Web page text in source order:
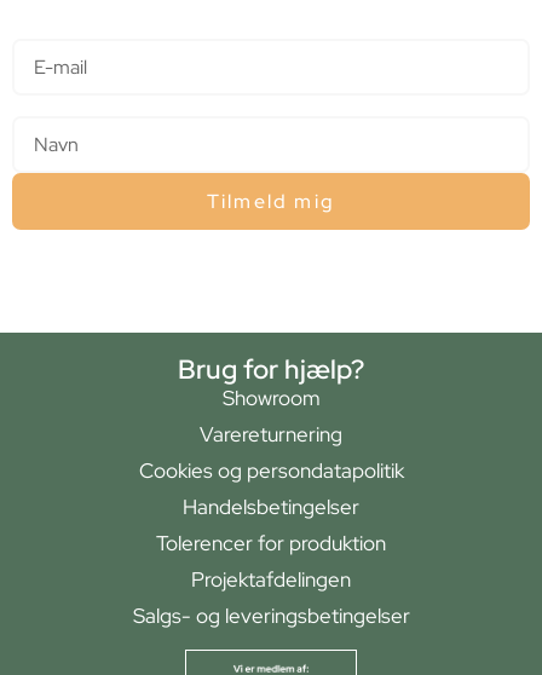
Tilmeld mig
Brug for hjælp?
Showroom
Varereturnering
Cookies og persondatapolitik
Handelsbetingelser
Tolerencer for produktion
Projektafdelingen
Salgs- og leveringsbetingelser